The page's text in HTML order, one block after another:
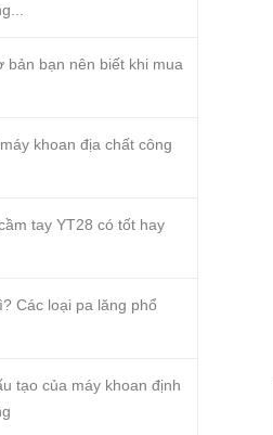
bản bạn nên biết khi mua
khoan địa chất công
tay YT28 có tốt hay
Các loại pa lăng phổ
tạo của máy khoan định